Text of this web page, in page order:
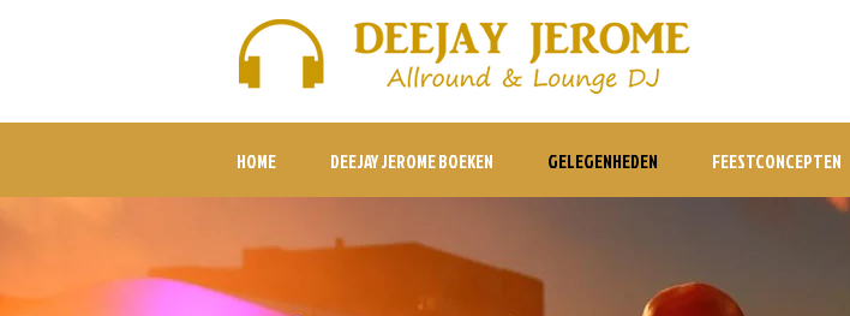
HOME DEEJAY JEROME BOEKEN GELEGENHEDEN FEESTCONCEPTEN